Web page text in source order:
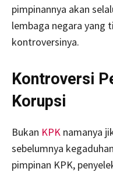
pimpinannya akan
lembaga negara yang
kontroversinya.
Kontroversi
Korupsi
Bukan KPK namanya
sebelumnya
pimpinan KPK,